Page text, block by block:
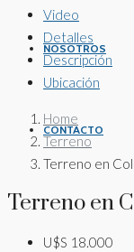
NOSOTROS
CONTACTO
Video
Detalles
Descripción
Ubicación
Home
Terreno
Terreno en
Terreno en
U$S 18.000